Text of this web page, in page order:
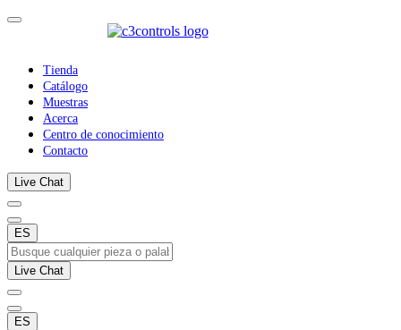
Tienda
Catálogo
Muestras
Acerca
Centro de conocimiento
Contacto
Live Chat
ES
Live Chat
ES